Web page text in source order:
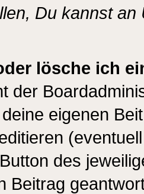
Du kannst
lösche ich
der
eigenen
des
Beitrag